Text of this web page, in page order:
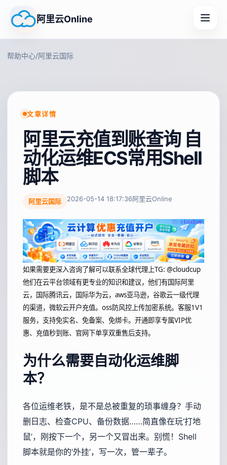
阿里云Online
帮助中心/阿里云国际
文章详情
阿里云充值到账查询 自
动化运维ECS常用Shell
脚本
阿里云国际 2026-05-14 18:17:36阿里云Online
如果需要更深入咨询了解可以联系全球代理上TG: @cloudcup
他们在云平台领域有更专业的知识和建议，他们有国际阿里
云，国际腾讯云，国际华为云，aws亚马逊，谷歌云一级代理
的渠道，微软云开户充值。oss防风控上传加密系统。客服1V1
服务，支持免实名、免备案、免绑卡。开通即享专属VIP优
惠、充值秒到账、官网下单享双重售后支持。
为什么需要自动化运维脚
本？
各位运维老铁，是不是总被重复的琐事缠身？手动
删日志、检查CPU、备份数据……简直像在玩‘打地
鼠’，刚按下一个，另一个又冒出来。别慌！Shell
脚本就是你的‘外挂’，写一次，管一辈子。